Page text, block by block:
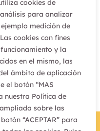
cookies de
para analizar
medición de
cookies con fines
y la
en el mismo, las
ámbito de aplicación
el botón “MAS
nuestra Política de
sobre las
“ACEPTAR” para